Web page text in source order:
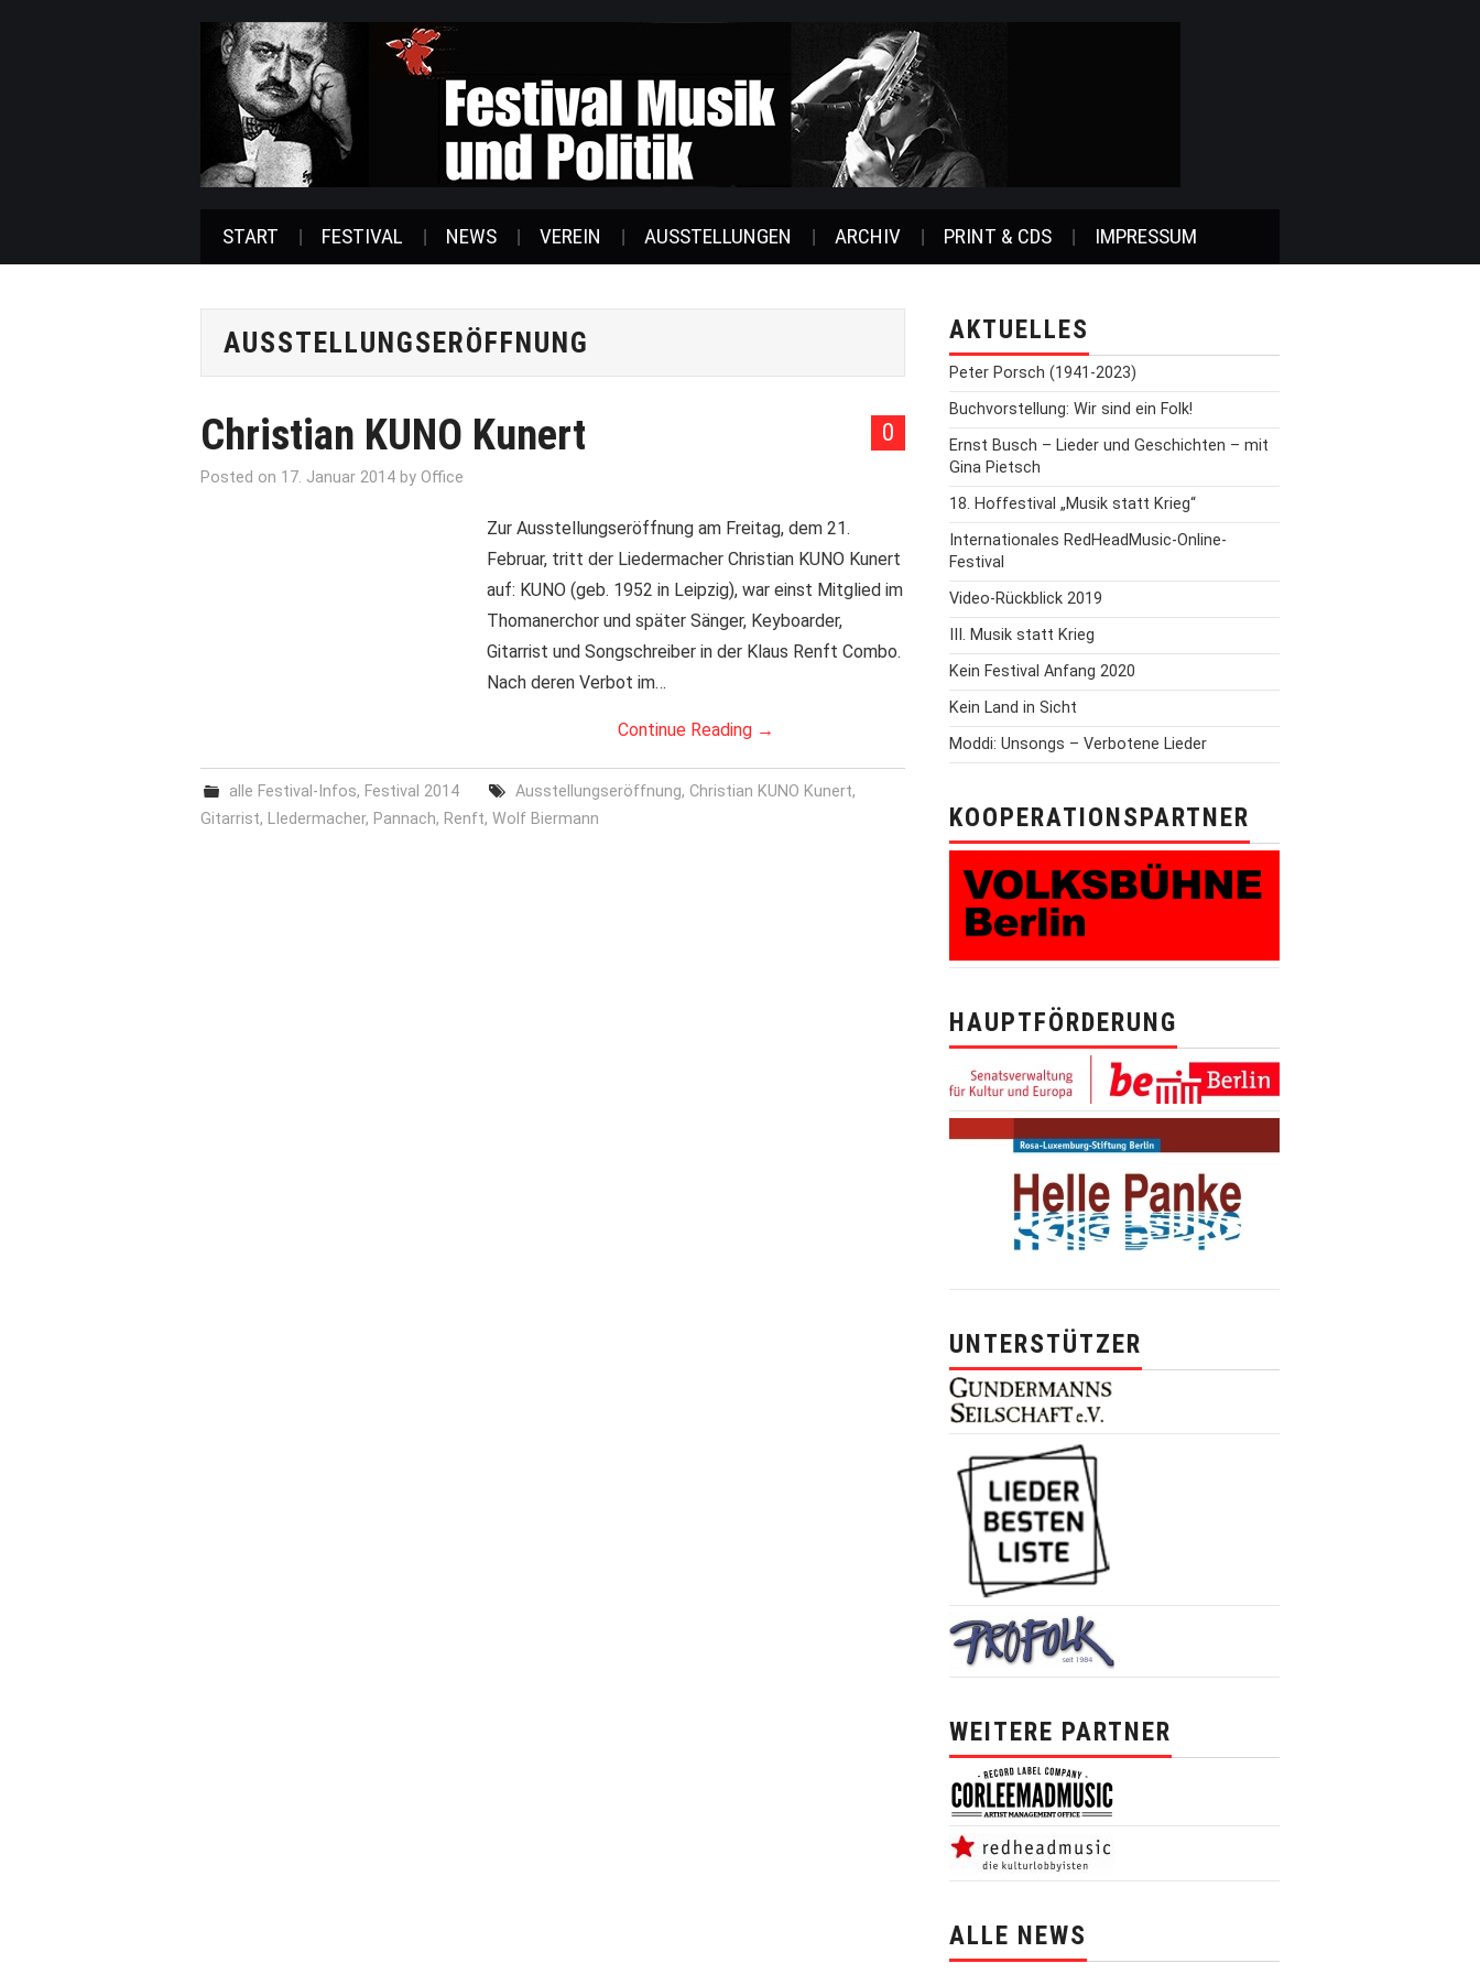
START FESTIVAL NEWS VEREIN AUSSTELLUNGEN ARCHIV PRINT & CDS IMPRESSUM
AUSSTELLUNGSERÖFFNUNG
0
Christian KUNO Kunert
Posted on 17. Januar 2014 by Office
Zur Ausstellungseröffnung am Freitag, dem 21.
Februar, tritt der Liedermacher Christian KUNO Kunert
auf: KUNO (geb. 1952 in Leipzig), war einst Mitglied im
Thomanerchor und später Sänger, Keyboarder,
Gitarrist und Songschreiber in der Klaus Renft Combo.
Nach deren Verbot im…
Continue Reading →
alle Festival-Infos, Festival 2014 Ausstellungseröffnung, Christian KUNO Kunert,
Gitarrist, LIedermacher, Pannach, Renft, Wolf Biermann
AKTUELLES
Peter Porsch (1941-2023)
Buchvorstellung: Wir sind ein Folk!
Ernst Busch – Lieder und Geschichten – mit
Gina Pietsch
18. Hoffestival „Musik statt Krieg“
Internationales RedHeadMusic-Online-
Festival
Video-Rückblick 2019
III. Musik statt Krieg
Kein Festival Anfang 2020
Kein Land in Sicht
Moddi: Unsongs – Verbotene Lieder
KOOPERATIONSPARTNER
HAUPTFÖRDERUNG
UNTERSTÜTZER
WEITERE PARTNER
ALLE NEWS